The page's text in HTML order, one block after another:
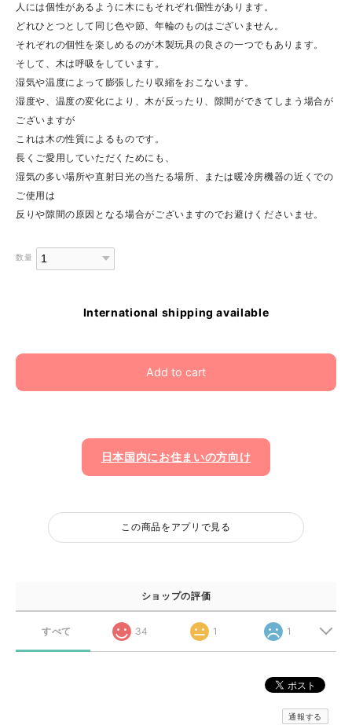
人には個性があるように木にもそれぞれ個性があります。
どれひとつとして同じ色や節、年輪のものはございません。
それぞれの個性を楽しめるのが木製玩具の良さの一つでもあります。
そして、木は呼吸をしています。
湿気や温度によって膨張したり収縮をおこないます。
湿度や、温度の変化により、木が反ったり、隙間ができてしまう場合が
ございますが
これは木の性質によるものです。
長くご愛用していただくためにも、
湿気の多い場所や直射日光の当たる場所、または暖冷房機器の近くでの
ご使用は
反りや隙間の原因となる場合がございますのでお避けくださいませ。
数量
International shipping available
Add to cart
日本国内にお住まいの方向け
この商品をアプリで見る
ショップの評価
すべて 34 1 1
通報する